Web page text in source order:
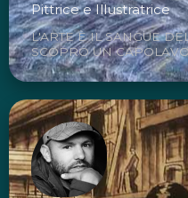
Pittrice e Illustratrice
L'ARTE È IL SANGUE
SCOPRO UN